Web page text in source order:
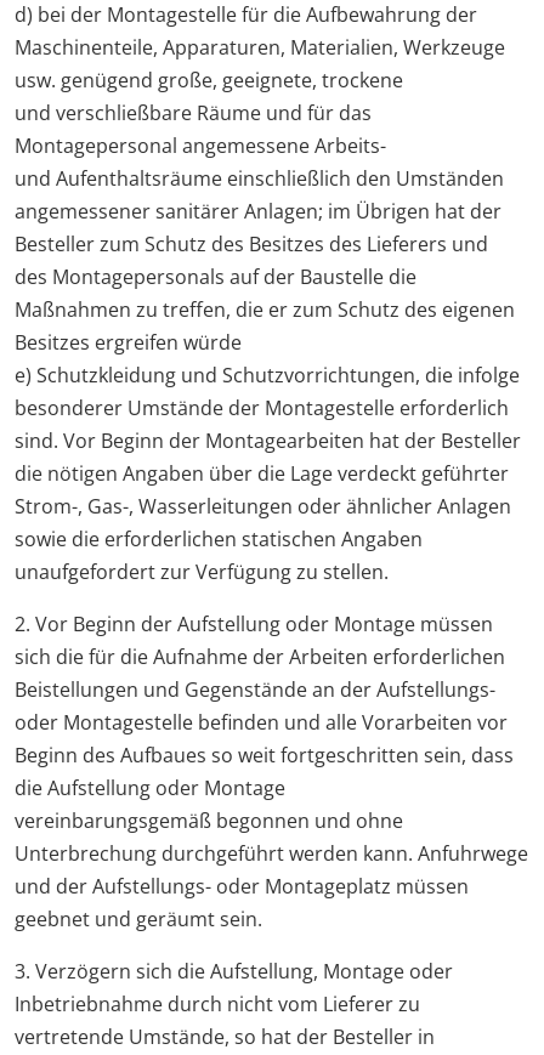
d) bei der Montagestelle für die Aufbewahrung der
Maschinenteile, Apparaturen, Materialien, Werkzeuge
usw. genügend große, geeignete, trockene
und verschließbare Räume und für das
Montagepersonal angemessene Arbeits-
und Aufenthaltsräume einschließlich den Umständen
angemessener sanitärer Anlagen; im Übrigen hat der
Besteller zum Schutz des Besitzes des Lieferers und
des Montagepersonals auf der Baustelle die
Maßnahmen zu treffen, die er zum Schutz des eigenen
Besitzes ergreifen würde
e) Schutzkleidung und Schutzvorrichtungen, die infolge
besonderer Umstände der Montagestelle erforderlich
sind. Vor Beginn der Montagearbeiten hat der Besteller
die nötigen Angaben über die Lage verdeckt geführter
Strom-, Gas-, Wasserleitungen oder ähnlicher Anlagen
sowie die erforderlichen statischen Angaben
unaufgefordert zur Verfügung zu stellen.
2. Vor Beginn der Aufstellung oder Montage müssen
sich die für die Aufnahme der Arbeiten erforderlichen
Beistellungen und Gegenstände an der Aufstellungs-
oder Montagestelle befinden und alle Vorarbeiten vor
Beginn des Aufbaues so weit fortgeschritten sein, dass
die Aufstellung oder Montage
vereinbarungsgemäß begonnen und ohne
Unterbrechung durchgeführt werden kann. Anfuhrwege
und der Aufstellungs- oder Montageplatz müssen
geebnet und geräumt sein.
3. Verzögern sich die Aufstellung, Montage oder
Inbetriebnahme durch nicht vom Lieferer zu
vertretende Umstände, so hat der Besteller in